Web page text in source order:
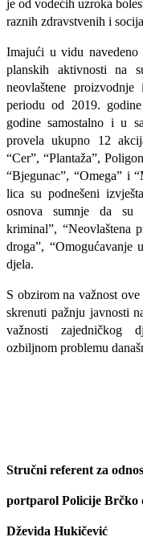
je od vodećih uzroka
raznih zdravstvenih i
Imajući u vidu
planskih aktivnosti na
neovlaštene
periodu od 2019.
godine samostalno i u
provela ukupno 12
“Cer”, “Plantaža”,
“Bjegunac”, “Omega” i
lica su podnešeni
osnova sumnje da su
kriminal”, “Neovlaštena
droga”,
djela.
S obzirom na važnost
skrenuti pažnju javnosti
važnosti zajedničkog
ozbiljnom problemu
Stručni referent za
portparol Policije Brčko
Dževida Hukičević